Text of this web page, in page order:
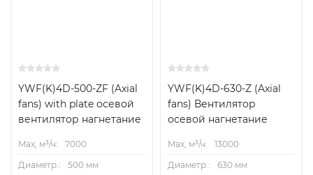
YWF(K)4D-500-ZF (Axial
fans) with plate осевой
вентилятор нагнетание
Max, м³/ч:
7000
Диаметр.:
500 мм
YWF(K)4D-630-Z (Axial
fans) Вентилятор
осевой нагнетание
Max, м³/ч:
13000
Диаметр.:
630 мм